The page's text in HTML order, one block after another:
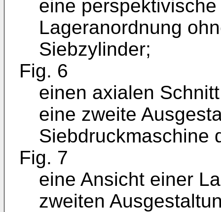
eine
Lageranordnung
Siebzylinder;
Fig. 6
einen axialen
eine zweite
Siebdruckmaschine
Fig. 7
eine Ansicht einer
zweiten